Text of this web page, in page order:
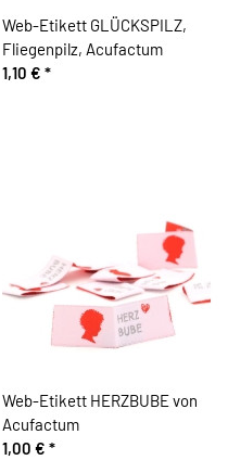
Web-Etikett GLÜCKSPILZ,
Fliegenpilz, Acufactum
1,10 € *
Web-Etikett HERZBUBE von
Acufactum
1,00 € *